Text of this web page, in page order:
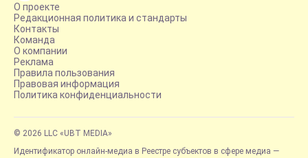
О проекте
Редакционная политика и стандарты
Контакты
Команда
О компании
Реклама
Правила пользования
Правовая информация
Политика конфиденциальности
© 2026 LLC «UBT MEDIA»
Идентификатор онлайн-медиа в Реестре субъектов в сфере медиа —